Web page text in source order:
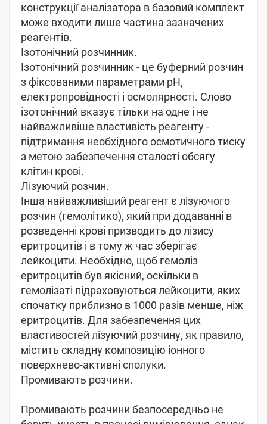
конструкції аналізатора в базовий комплект
може входити лише частина зазначених
реагентів.
Ізотонічний розчинник.
Ізотонічний розчинник - це буферний розчин
з фіксованими параметрами рН,
електропровідності і осмолярності. Слово
ізотонічний вказує тільки на одне і не
найважливіше властивість реагенту -
підтримання необхідного осмотичного тиску
з метою забезпечення сталості обсягу
клітин крові.
Лізуючий розчин.
Інша найважливіший реагент є лізуючого
розчин (гемолітико), який при додаванні в
розведенні крові призводить до лізису
еритроцитів і в тому ж час зберігає
лейкоцити. Необхідно, щоб гемоліз
еритроцитів був якісний, оскільки в
гемолізаті підраховуються лейкоцити, яких
спочатку приблизно в 1000 разів менше, ніж
еритроцитів. Для забезпечення цих
властивостей лізуючий розчину, як правило,
містить складну композицію іонного
поверхнево-активні сполуки.
Промивають розчини.
Промивають розчини безпосередньо не